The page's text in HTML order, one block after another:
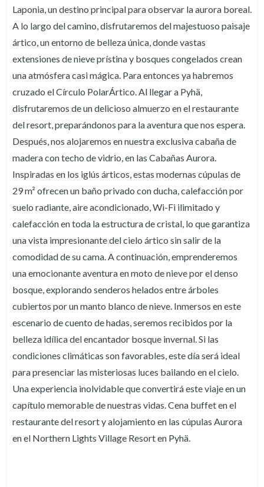
Laponia, un destino principal para observar la aurora boreal.
A lo largo del camino, disfrutaremos del majestuoso paisaje
ártico, un entorno de belleza única, donde vastas
extensiones de nieve prístina y bosques congelados crean
una atmósfera casi mágica. Para entonces ya habremos
cruzado el Círculo PolarÁrtico. Al llegar a Pyhä,
disfrutaremos de un delicioso almuerzo en el restaurante
del resort, preparándonos para la aventura que nos espera.
Después, nos alojaremos en nuestra exclusiva cabaña de
madera con techo de vidrio, en las Cabañas Aurora.
Inspiradas en los iglús árticos, estas modernas cúpulas de
29 m² ofrecen un baño privado con ducha, calefacción por
suelo radiante, aire acondicionado, Wi-Fi ilimitado y
calefacción en toda la estructura de cristal, lo que garantiza
una vista impresionante del cielo ártico sin salir de la
comodidad de su cama. A continuación, emprenderemos
una emocionante aventura en moto de nieve por el denso
bosque, explorando senderos helados entre árboles
cubiertos por un manto blanco de nieve. Inmersos en este
escenario de cuento de hadas, seremos recibidos por la
belleza idílica del encantador bosque invernal. Si las
condiciones climáticas son favorables, este día será ideal
para presenciar las misteriosas luces bailando en el cielo.
Una experiencia inolvidable que convertirá este viaje en un
capítulo memorable de nuestras vidas. Cena buffet en el
restaurante del resort y alojamiento en las cúpulas Aurora
en el Northern Lights Village Resort en Pyhä.